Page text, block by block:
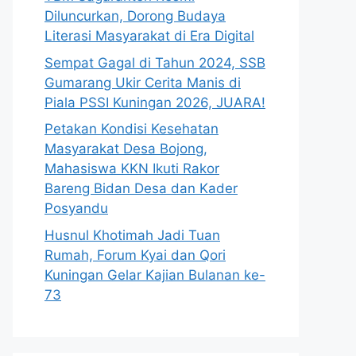
Diluncurkan, Dorong Budaya
Literasi Masyarakat di Era Digital
Sempat Gagal di Tahun 2024, SSB
Gumarang Ukir Cerita Manis di
Piala PSSI Kuningan 2026, JUARA!
Petakan Kondisi Kesehatan
Masyarakat Desa Bojong,
Mahasiswa KKN Ikuti Rakor
Bareng Bidan Desa dan Kader
Posyandu
Husnul Khotimah Jadi Tuan
Rumah, Forum Kyai dan Qori
Kuningan Gelar Kajian Bulanan ke-
73